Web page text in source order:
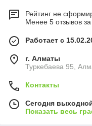
Рейтинг не
Менее 5 отзывов
Работает с
г. Алматы
Туркебаева 95,
Контакты
Сегодня
Показать весь